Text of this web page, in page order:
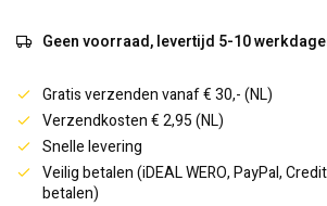
Geen voorraad, levertijd 5-10
Gratis verzenden vanaf € 30,- (NL)
Verzendkosten € 2,95 (NL)
Snelle levering
Veilig betalen (iDEAL WERO, PayPal,
betalen)